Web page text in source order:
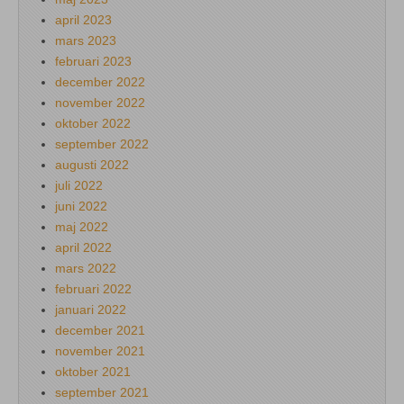
april 2023
mars 2023
februari 2023
december 2022
november 2022
oktober 2022
september 2022
augusti 2022
juli 2022
juni 2022
maj 2022
april 2022
mars 2022
februari 2022
januari 2022
december 2021
november 2021
oktober 2021
september 2021